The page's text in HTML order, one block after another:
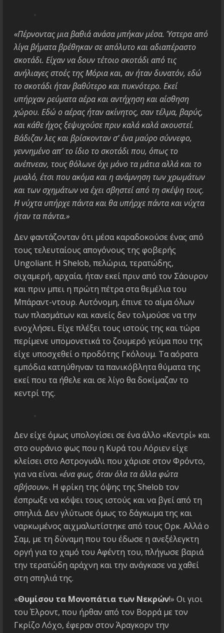
«Πέρνοντας μια βαθιά ανάσα μπήκαν μέσα. Ύστερα από
λίγα βήματα βρέθηκαν σε απόλυτο και αδιαπέραστο
σκοτάδι. Είχαν να δουν τέτοιο σκοτάδι από τις
ανήλιαγες στοές της Μόρια και, αν ήταν δυνατόν, εδώ
το σκοτάδι ήταν βαθύτερο και πυκνότερο. Εκεί
υπήρχαν ρεύματα αέρα και αντήχηση και αίσθηση
χώρου. Εδώ ο αέρας ήταν ακίνητος, σαν τέλμα, βαρύς,
και κάθε ήχος ξεψυχούσε πριν καλά καλά ακουστεί.
Βάδιζαν λες και βρίσκονταν σ’ ένα μαύρο σύννεφο,
γεννημένο απ’ το ίδιο το σκοτάδι που, όπως το
ανέπνεαν, τους θόλωνε όχι μόνο τα μάτια αλλά και το
μυαλό, έτσι που ακόμα και η ανάμνηση των χρωμάτων
και των σχημάτων να έχει σβηστεί από τη σκέψη τους.
Η νύχτα υπήρχε πάντα και θα υπήρχε πάντα και νύχτα
ήταν τα πάντα.»
Δεν φαντάζονταν ότι μέσα καραδοκούσε ένας από
τους τελευταίους απογόνους της φοβερής
Ungoliant. Η Shelob, πελώρια, τερατώδης,
σιχαμερή, αρχαία, ήταν εκεί πριν από τον Σάουρον
και πριν μπει η πρώτη πέτρα στα θεμέλια του
Μπάραντ-ντουρ. Αυτόνομη, έπινε το αίμα όλων
των πλασμάτων και κανείς δεν τολμούσε να την
ενοχλήσει. Είχε πλέξει τους ιστούς της και τώρα
περίμενε υπομονετικά το ζουμερό γεύμα που της
είχε υποσχεθεί ο προδότης Γκόλουμ. Τα αόρατα
εμπόδια κατηύθηναν τα πανικόβλητα θύματα της
εκεί που τα ήθελε και σε λίγο θα δοκίμαζαν το
κεντρί της.
Δεν είχε όμως υπολογίσει σε ένα άλλο «Κεντρί» και
στο ουράνιο φως που η Κυρά του Λόριεν είχε
κλείσει στο Αστρογυάλι που χάρισε στον Φρόντο,
για να είναι«ένα φως, όταν όλα τα άλλα φώτα
σβήσουν». Η φρίκη της όψης της Shelob τον
έσπρωξε να κόψει τους ιστούς και να βγεί από τη
σπηλιά. Δεν γλύτωσε όμως το δάγκωμα της και
ναρκωμένος αιχμαλωτίστηκε από τους Ορκ. Αλλά ο
Σαμ, με τη δύναμη που του έδωσε η ανεξέλεγκτη
οργή για το χαμό του Αφέντη του, πλήγωσε βαριά
την τερατώδη αράχνη και την ανάγκασε να χαθεί
στη σπηλιά της.
«Θυμίσου τα Μονοπάτια των Νεκρών!» Οι γιοι
του Έλροντ, που ήρθαν από τον Βορρά με τον
Γκρίζο Λόχο, έφεραν στον Άραγκορν την